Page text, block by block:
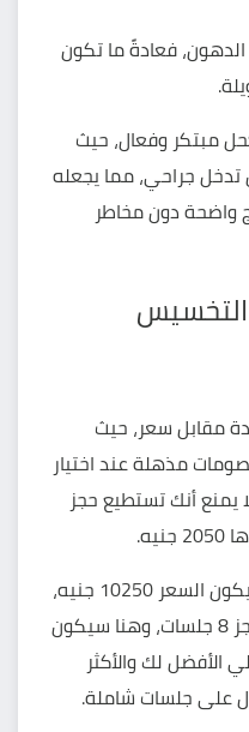
الدهون، فعادةً ما تكون
مبتكر وفعال، حيث
جراحي، مما يجعله
واضحة دون مخاطر
مقابل سعر، حيث
مذهلة عند اختيار
يمنع أنك تستطيع حجز
جنيه
.
السعر 10250 جنيه
،
سيكون
الأفضل لك والأكثر
على جلسات شاملة.